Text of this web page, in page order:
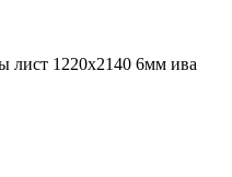
лист 1220х2140 6мм ива